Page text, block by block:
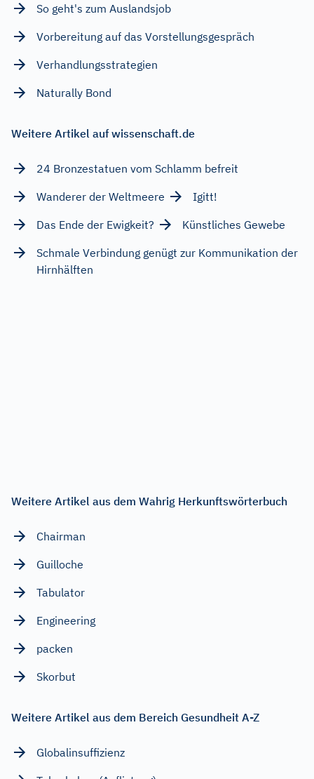
So geht's zum Auslandsjob
Vorbereitung auf das Vorstellungsgespräch
Verhandlungsstrategien
Naturally Bond
Weitere Artikel auf wissenschaft.de
24 Bronzestatuen vom Schlamm befreit
Wanderer der Weltmeere
Igitt!
Das Ende der Ewigkeit?
Künstliches Gewebe
Schmale Verbindung genügt zur Kommunikation der
Hirnhälften
Weitere Artikel aus dem Wahrig Herkunftswörterbuch
Chairman
Guilloche
Tabulator
Engineering
packen
Skorbut
Weitere Artikel aus dem Bereich Gesundheit A-Z
Globalinsuffizienz